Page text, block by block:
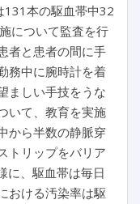
131本の駆血帯中32
について監査を行
者と患者の間に手
務中に腕時計を着
ましい手技をうな
いて、教育を実施
から半数の静脈穿
トリップをバリア
に、駆血帯は毎日
おける汚染率は駆